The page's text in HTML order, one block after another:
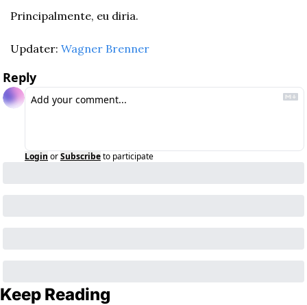
Principalmente, eu diria.
Updater: Wagner Brenner
Reply
Login orSubscribeto participate
Keep Reading